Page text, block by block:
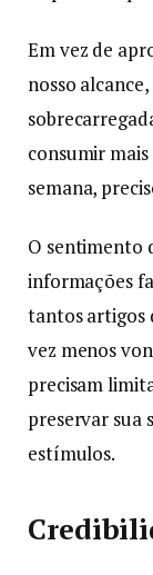
Em vez de
nosso
consumir
semana,
O sentimento
informações
tantos artigos
vez menos
precisam
preservar sua
estímulos.